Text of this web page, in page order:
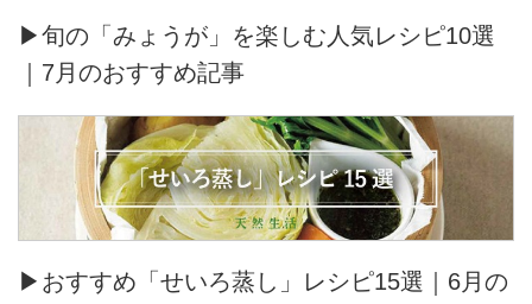
▶旬の「みょうが」を楽しむ人気レシピ10選
｜7月のおすすめ記事
▶おすすめ「せいろ蒸し」レシピ15選｜6月の